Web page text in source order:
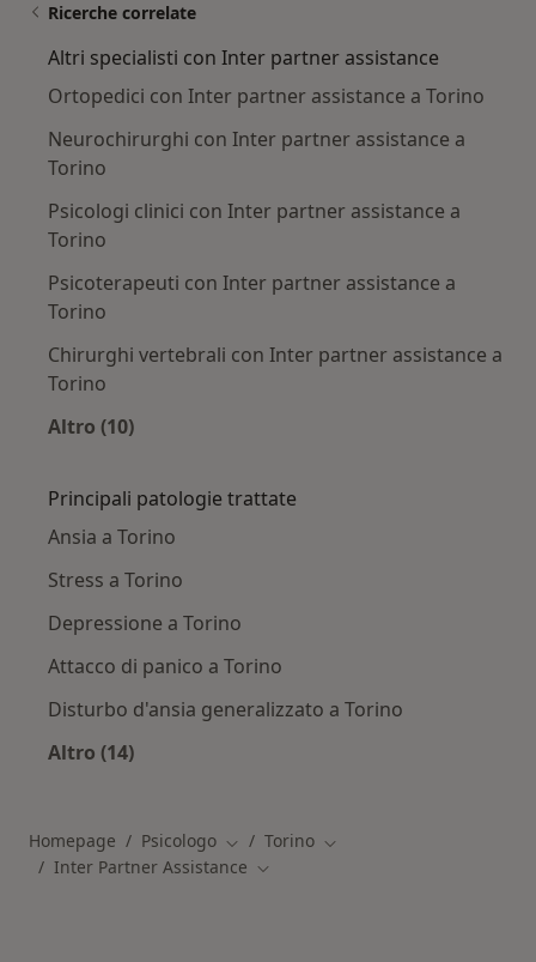
Ricerche correlate
Altri specialisti con Inter partner assistance
Ortopedici con Inter partner assistance a Torino
Neurochirurghi con Inter partner assistance a
Torino
Psicologi clinici con Inter partner assistance a
Torino
Psicoterapeuti con Inter partner assistance a
Torino
Chirurghi vertebrali con Inter partner assistance a
Torino
Altro (10)
Principali patologie trattate
Ansia a Torino
Stress a Torino
Depressione a Torino
Attacco di panico a Torino
Disturbo d'ansia generalizzato a Torino
Altro (14)
Homepage Psicologo Cambia città
Torino Cambia città
Inter Partner Assistance Cambia città